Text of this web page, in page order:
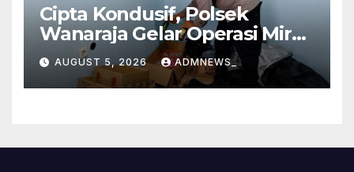
Cipta Kondusif, Polsek
Wanaraja Gelar Operasi Miras
di Wilayah Hukumnya
AUGUST 5, 2026 ADMNEWS_